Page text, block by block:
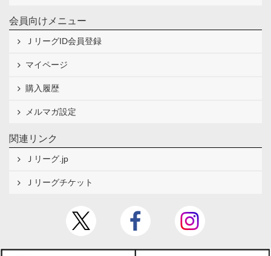
会員向けメニュー
ＪリーグID会員登録
マイページ
購入履歴
メルマガ設定
関連リンク
Ｊリーグ.jp
Ｊリーグチケット